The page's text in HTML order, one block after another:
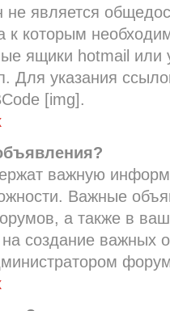
не является
к которым
ящики hotmail
Для указания
[img].
важную
Важные
а также в
создание важных